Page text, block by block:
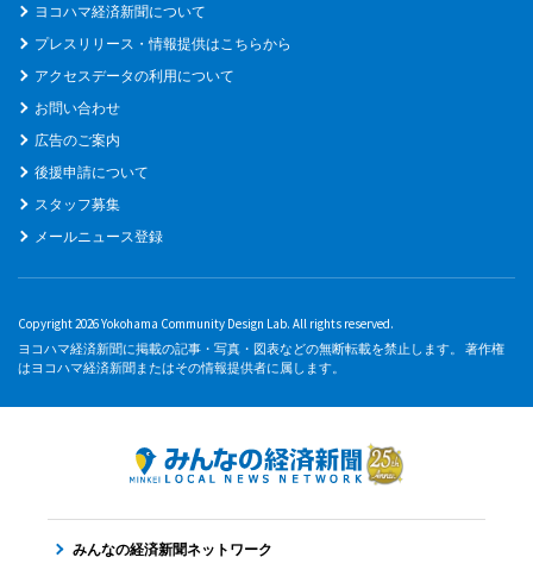
ヨコハマ経済新聞について
プレスリリース・情報提供はこちらから
アクセスデータの利用について
お問い合わせ
広告のご案内
後援申請について
スタッフ募集
メールニュース登録
Copyright 2026 Yokohama Community Design Lab. All rights reserved.
ヨコハマ経済新聞に掲載の記事・写真・図表などの無断転載を禁止します。 著作権
はヨコハマ経済新聞またはその情報提供者に属します。
みんなの経済新聞ネットワーク